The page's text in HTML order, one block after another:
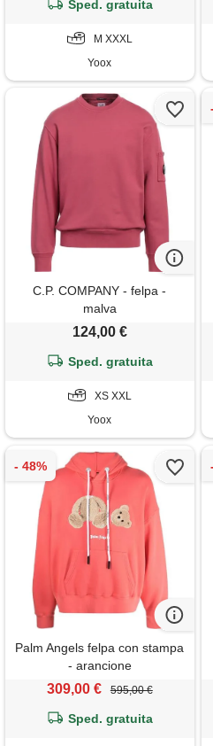
Sped. gratuita
M XXXL
Yoox
C.P. COMPANY - felpa -
malva
124,00 €
Sped. gratuita
XS XXL
Yoox
Palm Angels felpa con stampa
- arancione
309,00 € 595,00 €
Sped. gratuita